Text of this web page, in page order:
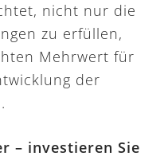
nicht nur die
zu erfüllen,
Mehrwert für
der
– investieren Sie